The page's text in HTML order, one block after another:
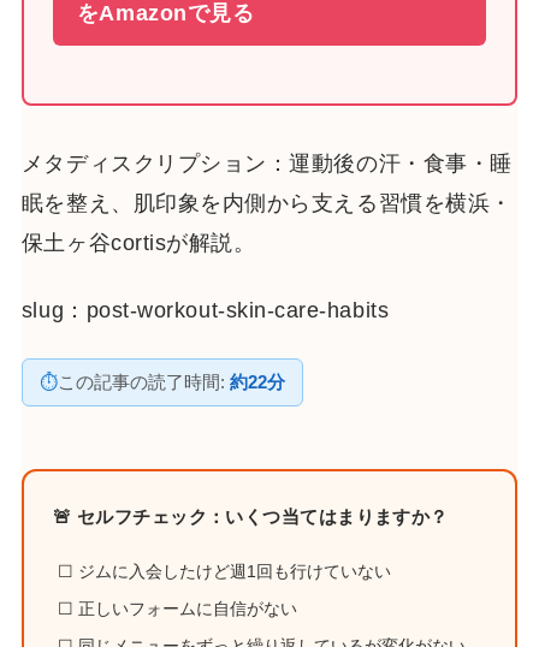
をAmazonで見る
メタディスクリプション：運動後の汗・食事・睡
眠を整え、肌印象を内側から支える習慣を横浜・
保土ヶ谷cortisが解説。
slug：post-workout-skin-care-habits
⏱この記事の読了時間: 約22分
🚨 セルフチェック：いくつ当てはまりますか？
☐ ジムに入会したけど週1回も行けていない
☐ 正しいフォームに自信がない